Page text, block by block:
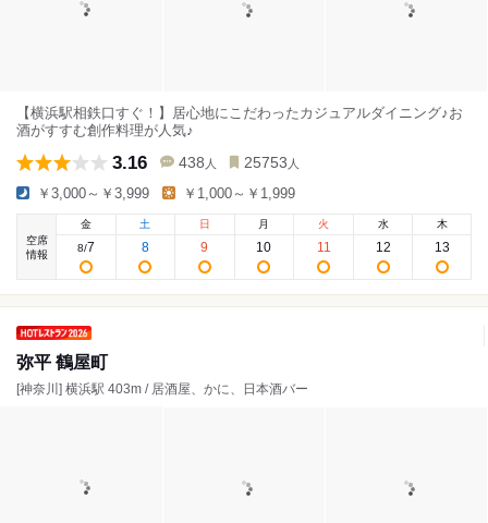
【横浜駅相鉄口すぐ！】居心地にこだわったカジュアルダイニング♪お
酒がすすむ創作料理が人気♪
3.16 438 人 25753 人
￥3,000～￥3,999 ￥1,000～￥1,999
空席
情報
金
8/7
土
8
日
9
月
10
火
11
水
12
木
13
弥平 鶴屋町
[神奈川] 横浜駅 403m / 居酒屋、かに、日本酒バー